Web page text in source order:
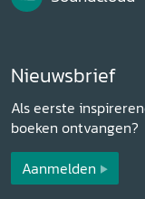
Nieuwsbrief
Als eerste
boeken ontvangen?
Aanmelden